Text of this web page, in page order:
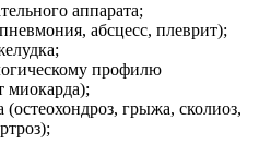
аппарата;
абсцесс, плеврит);
профилю
миокарда);
грыжа, сколиоз,